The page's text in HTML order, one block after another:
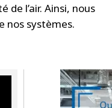
l’air. Ainsi, nous
nos systèmes.